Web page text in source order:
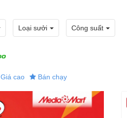
Loại sưởi Công suất
Giá cao Bán chạy